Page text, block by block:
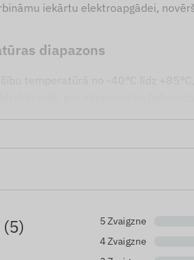
iekārtu elektroapgādei,
diapazons
vidē, pat ekstremālos
USB ierīču (piemēram, kameru,
(5) 5 Zvaigzne
4 Zvaigzne